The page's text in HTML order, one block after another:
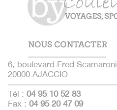
6, boulevard Fred Scamaroni
20000 AJACCIO
Tél : 04 95 10 52 83
Fax : 04 95 20 47 09